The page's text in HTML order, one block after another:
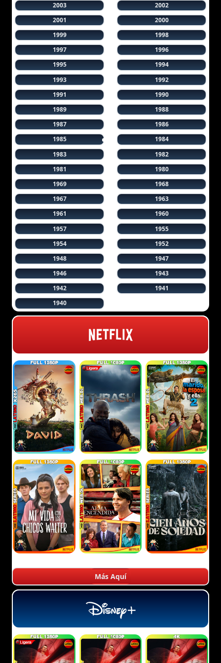
2003
2002
2001
2000
1999
1998
1997
1996
1995
1994
1993
1992
1991
1990
1989
1988
1987
1986
1985
1984
1983
1982
1981
1980
1969
1968
1967
1963
1961
1960
1957
1955
1954
1952
1948
1947
1946
1943
1942
1941
1940
Más Aquí